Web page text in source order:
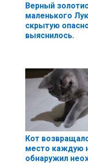
Верный
маленького
скрытую
выяснилось.
Кот
место каждую
обнаружил